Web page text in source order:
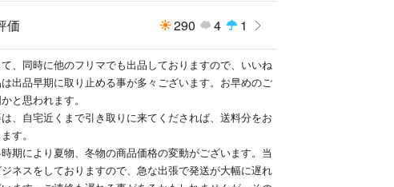
価 290 4 1
、同時に他のフリマでも出品しておりますので、いいね
出品早期に取り止める事が多々ございます。お早めのご
と思われます。
、自宅近くまで引き取りに来てくだされば、送料分をお
す。
期により夏物、冬物の商品価格の変動がございます。当
ネスをしておりますので、急な出張で発送が大幅に遅れ